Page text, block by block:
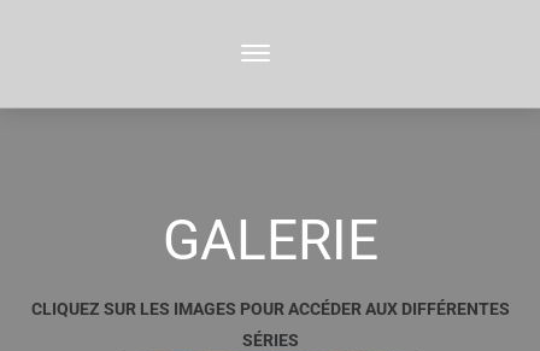
GALERIE
CLIQUEZ SUR LES IMAGES POUR ACCÉDER AUX DIFFÉRENTES
SÉRIES